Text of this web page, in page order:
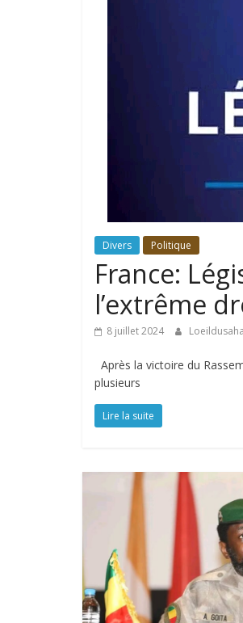
Divers Politique
France:
l’extrême
8 juillet 2024
Après la victoire du
plusieurs
Lire la suite